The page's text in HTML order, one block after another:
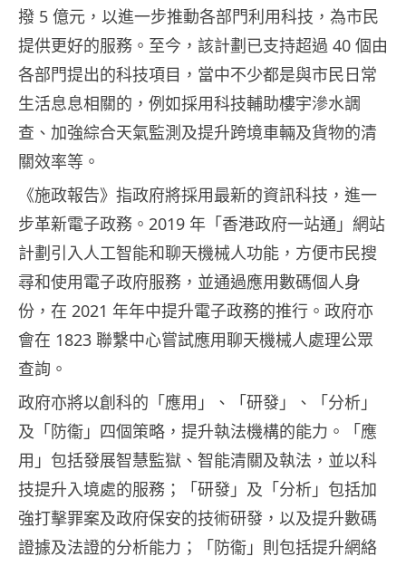
撥 5 億元，以進一步推動各部門利用科技，為市民
提供更好的服務。至今，該計劃已支持超過 40 個由
各部門提出的科技項目，當中不少都是與市民日常
生活息息相關的，例如採用科技輔助樓宇滲水調
查、加強綜合天氣監測及提升跨境車輛及貨物的清
關效率等。
《施政報告》指政府將採用最新的資訊科技，進一
步革新電子政務。2019 年「香港政府一站通」網站
計劃引入人工智能和聊天機械人功能，方便市民搜
尋和使用電子政府服務，並通過應用數碼個人身
份，在 2021 年年中提升電子政務的推行。政府亦
會在 1823 聯繫中心嘗試應用聊天機械人處理公眾
查詢。
政府亦將以創科的「應用」、「研發」、「分析」
及「防衞」四個策略，提升執法機構的能力。「應
用」包括發展智慧監獄、智能清關及執法，並以科
技提升入境處的服務；「研發」及「分析」包括加
強打擊罪案及政府保安的技術研發，以及提升數碼
證據及法證的分析能力；「防衞」則包括提升網絡